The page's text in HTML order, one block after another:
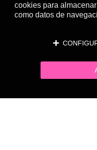
cookies para
como datos de